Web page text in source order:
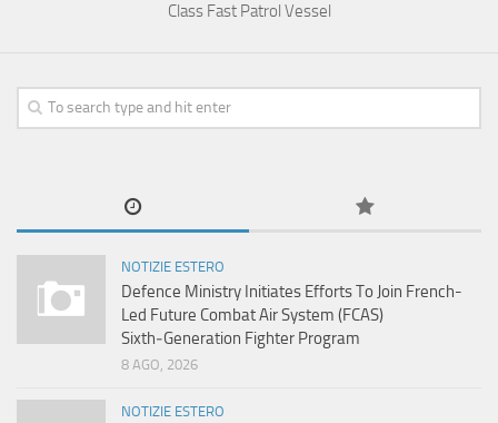
Class Fast Patrol Vessel
NOTIZIE ESTERO
Defence Ministry Initiates Efforts To Join French-
Led Future Combat Air System (FCAS)
Sixth‑Generation Fighter Program
8 AGO, 2026
NOTIZIE ESTERO